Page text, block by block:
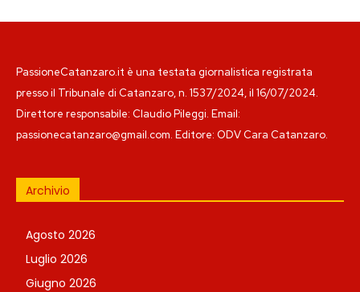
PassioneCatanzaro.it è una testata giornalistica registrata
presso il Tribunale di Catanzaro, n. 1537/2024, il 16/07/2024.
Direttore responsabile: Claudio Pileggi. Email:
passionecatanzaro@gmail.com. Editore: ODV Cara Catanzaro.
Archivio
Agosto 2026
Luglio 2026
Giugno 2026